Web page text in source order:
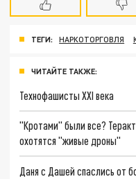
ТЕГИ: НАРКОТОРГОВЛЯ
ЧИТАЙТЕ ТАКЖЕ:
Технофашисты XXI века
"Кротами" были все?
охотятся "живые дроны"
Даня с Дашей спаслись от